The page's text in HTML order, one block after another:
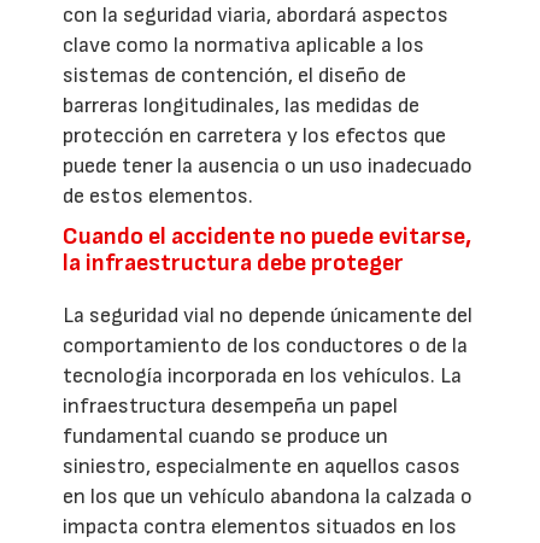
con la seguridad viaria, abordará aspectos
clave como la normativa aplicable a los
sistemas de contención, el diseño de
barreras longitudinales, las medidas de
protección en carretera y los efectos que
puede tener la ausencia o un uso inadecuado
de estos elementos.
Cuando el accidente no puede evitarse,
la infraestructura debe proteger
La seguridad vial no depende únicamente del
comportamiento de los conductores o de la
tecnología incorporada en los vehículos. La
infraestructura desempeña un papel
fundamental cuando se produce un
siniestro, especialmente en aquellos casos
en los que un vehículo abandona la calzada o
impacta contra elementos situados en los